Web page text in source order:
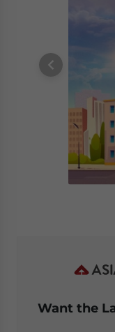
Want the